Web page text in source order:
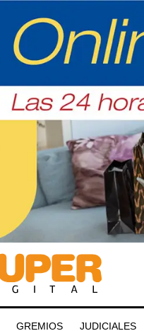
GREMIOS JUDICIALES